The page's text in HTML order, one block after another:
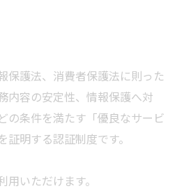
保護法、消費者保護法に則った
内容の安定性、情報保護へ対
の条件を満たす「優良なサービ
明する認証制度です。
いただけます。